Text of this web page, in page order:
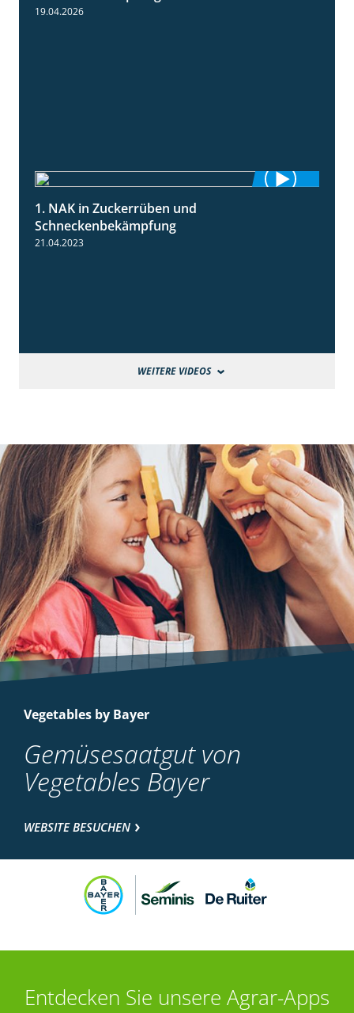
19.04.2026
1. NAK in Zuckerrüben und
Schneckenbekämpfung
21.04.2023
WEITERE VIDEOS
Vegetables by Bayer
Gemüsesaatgut von
Vegetables Bayer
WEBSITE BESUCHEN
Entdecken Sie unsere Agrar-Apps